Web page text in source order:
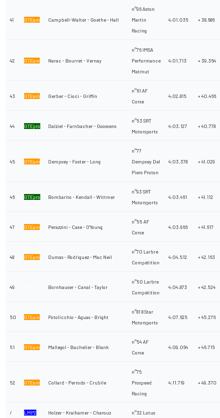
41 GTEam Campbell-Walter - Goethe - Hall
n°96 Aston
Martin
Racing
4:01.035 + 38.686
42 GTEam Narac - Bourret - Vernay
n°76 IMSA
Performance
Matmut
4:01.713 + 39.364
43 GTEam Gerber - Cioci - Griffin
n°61 AF
Corse
4:02.815 + 40.466
44 GTEpro Dalziel - Farnbacher - Goossens
n°53 SRT
Motorsports
4:03.127 + 40.778
45 GTEam Dempsey - Foster - Long
n°77
Dempsey Del
Piero Proton
4:03.378 + 41.029
46 GTEpro Bombarito - Kendall - Wittmer
n°93 SRT
Motorsports
4:03.461 + 41.112
47 GTEam Perazzini - Case - O'Young
n°55 AF
Corse
4:03.966 + 41.617
48 GTEam Dumas - Rodriguez - Mac Neil
n°70 Larbre
Compétition
4:04.512 + 42.163
49 Bornhauser - Canal - Taylor
n°50 Larbre
Compétition
4:04.873 + 42.524
50 GTEam Potolicchio - Aguas - Bright
n°81 8 Star
Motorsports
4:07.625 + 45.276
51 GTEam Mallegol - Bachelier - Blank
n°54 AF
Corse
4:09.064 + 46.715
52 GTEam Collard - Perrodo - Crubile
n°75
Prospeed
Racing
4:11.719 + 49.370
/ LMP2 Holzer - Kraihamer - Charouz n°32 Lotus